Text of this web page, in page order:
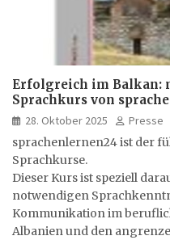
Erfolgreich im Balkan:
Sprachkurs von
28. Oktober 2025
Presse
sprachenlernen24 ist der
Sprachkurse.
Dieser Kurs ist speziell
notwendigen
Kommunikation im
Albanien und den